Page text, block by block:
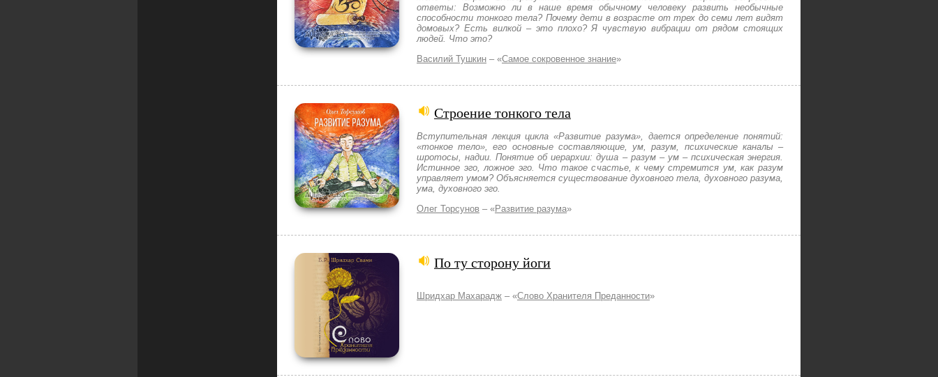
ответы: Возможно ли в наше время обычному человеку развить необычные
способности тонкого тела? Почему дети в возрасте от трех до семи лет видят
домовых? Есть вилкой – это плохо? Я чувствую вибрации от рядом стоящих
людей. Что это?
Василий Тушкин – «Самое сокровенное знание»
Строение тонкого тела
Вступительная лекция цикла «Развитие разума», дается определение понятий:
«тонкое тело», его основные составляющие, ум, разум, психические каналы –
шротосы, надии. Понятие об иерархии: душа – разум – ум – психическая энергия.
Истинное эго, ложное эго. Что такое счастье, к чему стремится ум, как разум
управляет умом? Объясняется существование духовного тела, духовного разума,
ума, духовного эго.
Олег Торсунов – «Развитие разума»
По ту сторону йоги
Шридхар Махарадж – «Слово Хранителя Преданности»